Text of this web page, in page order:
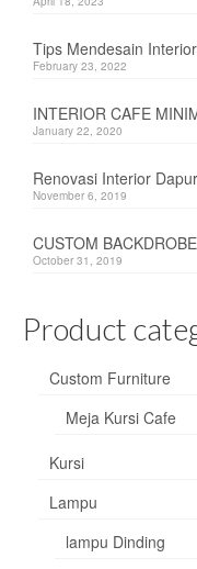
Tips Mendesain
February 23, 2022
INTERIOR CAFE
January 22, 2020
Renovasi Interior Dapur
November 6, 2019
CUSTOM
October 31, 2019
Product
Custom Furniture
Meja Kursi Cafe
Kursi
Lampu
lampu Dinding